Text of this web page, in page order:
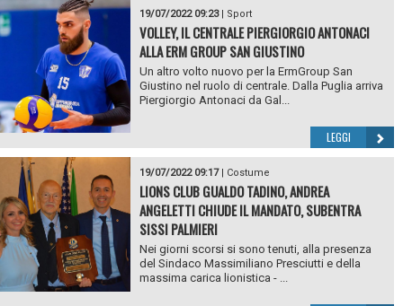
19/07/2022 09:23| Sport
VOLLEY, IL CENTRALE PIERGIORGIO ANTONACI
ALLA ERM GROUP SAN GIUSTINO
Un altro volto nuovo per la ErmGroup San
Giustino nel ruolo di centrale. Dalla Puglia arriva
Piergiorgio Antonaci da Gal...
LEGGI
19/07/2022 09:17| Costume
LIONS CLUB GUALDO TADINO, ANDREA
ANGELETTI CHIUDE IL MANDATO, SUBENTRA
SISSI PALMIERI
Nei giorni scorsi si sono tenuti, alla presenza
del Sindaco Massimiliano Presciutti e della
massima carica lionistica - ...